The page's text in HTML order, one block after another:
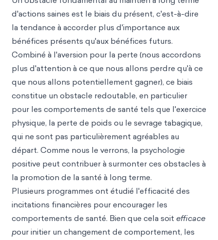
d'actions saines est le biais du présent, c'est-à-dire
la tendance à accorder plus d'importance aux
bénéfices présents qu'aux bénéfices futurs.
Combiné à l'aversion pour la perte (nous accordons
plus d'attention à ce que nous allons perdre qu'à ce
que nous allons potentiellement gagner), ce biais
constitue un obstacle redoutable, en particulier
pour les comportements de santé tels que l'exercice
physique, la perte de poids ou le sevrage tabagique,
qui ne sont pas particulièrement agréables au
départ. Comme nous le verrons, la psychologie
positive peut contribuer à surmonter ces obstacles à
la promotion de la santé à long terme.
Plusieurs programmes ont étudié l'efficacité des
incitations financières pour encourager les
comportements de santé. Bien que cela soit efficace
pour initier un changement de comportement, les